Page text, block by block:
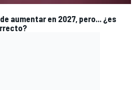
aumentar en 2027, pero... ¿es